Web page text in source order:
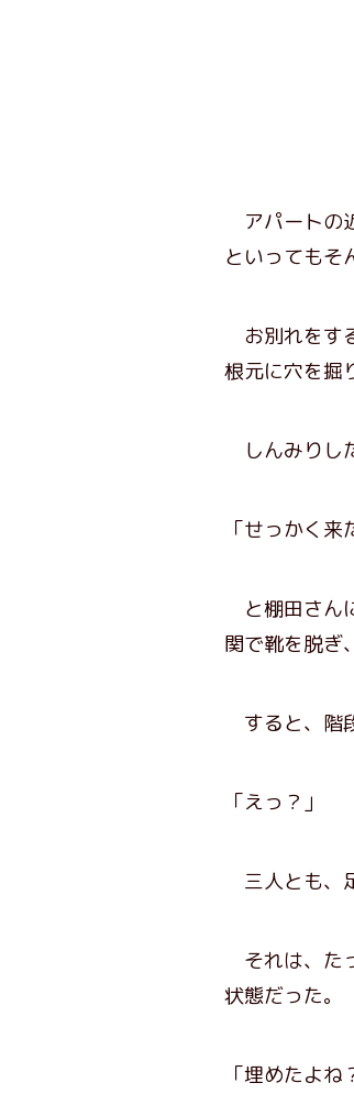
アパートの
といってもそ
お別れをす
根元に穴を掘
しんみりし
「せっかく来
と棚田さん
関で靴を脱ぎ
すると、階
「えっ？」
三人とも、
それは、た
状態だった。
「埋めたよね